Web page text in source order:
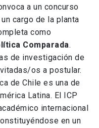
a un concurso
cargo de la planta
como
Comparada.
de investigación de
os a postular.
de Chile es una de
Latina. El ICP
internacional
en un